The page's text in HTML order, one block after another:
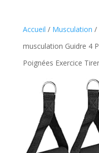
Accueil / Musculation /
musculation Guidre 4
Poignées Exercice